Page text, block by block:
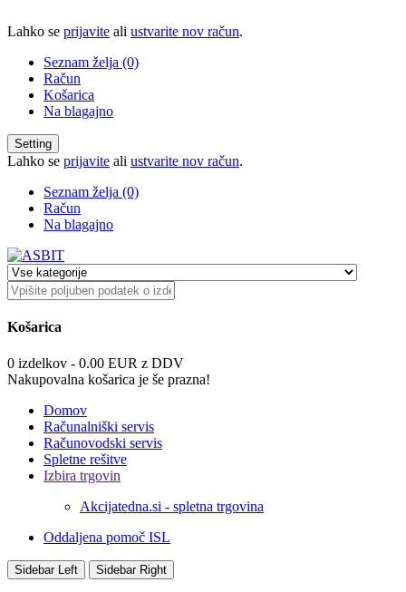
Lahko se prijavite ali ustvarite nov račun.
Seznam želja (0)
Račun
Košarica
Na blagajno
Setting
Lahko se prijavite ali ustvarite nov račun.
Seznam želja (0)
Račun
Na blagajno
Košarica
0 izdelkov - 0.00 EUR z DDV
Nakupovalna košarica je še prazna!
Domov
Računalniški servis
Računovodski servis
Spletne rešitve
Izbira trgovin
Akcijatedna.si - spletna trgovina
Oddaljena pomoč ISL
Sidebar Left Sidebar Right